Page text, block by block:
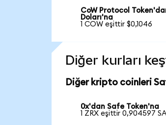
CoW Protocol
Doları'na
1 COW eşittir $0,1046
Diğer kurları
Diğer kripto coinleri
0x'dan Safe Token'na
1 ZRX eşittir 0,904597